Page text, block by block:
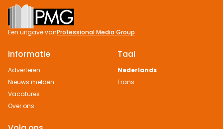
Footer
Een uitgave vanProfessional Media Group
Informatie
Adverteren
Nieuws melden
Vacatures
Over ons
Taal
Nederlands
Frans